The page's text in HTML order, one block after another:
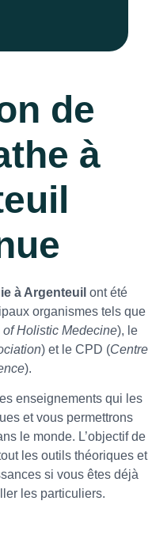
de
à
à Argenteuil ont été
organismes tels que
Holistic Medecine), le
) et le CPD (Centre
).
enseignements qui les
et vous permettrons
le monde. L’objectif de
les outils théoriques et
si vous êtes déjà
les particuliers.